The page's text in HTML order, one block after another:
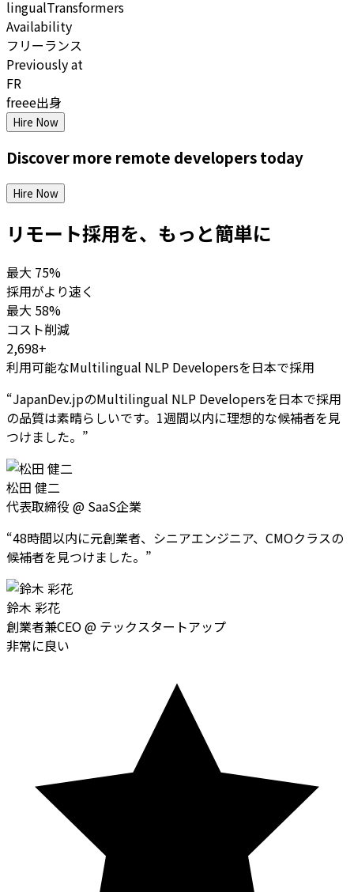
lingualTransformers
Availability
フリーランス
Previously at
FR
freee出身
Hire Now
Discover more remote developerstoday
Hire Now
リモート採用を、もっと簡単に
最大 75%
採用がより速く
最大 58%
コスト削減
2,698+
利用可能なMultilingual NLP Developersを日本で採用
“JapanDev.jpのMultilingual NLP Developersを日本で採用
の品質は素晴らしいです。1週間以内に理想的な候補者を見
つけました。 ”
松田 健二
代表取締役 @ SaaS企業
“48時間以内に元創業者、シニアエンジニア、CMOクラスの
候補者を見つけました。 ”
鈴木 彩花
創業者兼CEO@ テックスタートアップ
非常に良い